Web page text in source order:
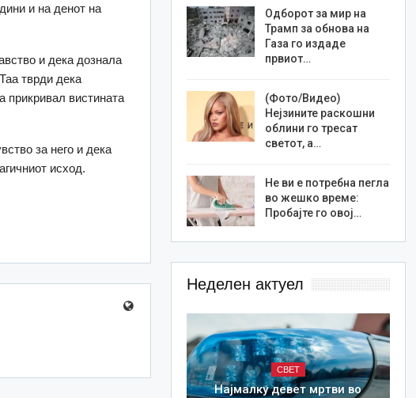
и на денот на
и дека дознала
тврди дека
прикривал вистината
за него и дека
исход.
Одборот за мир на
Трамп за обнова на
Газа го издаде
првиот…
(Фото/Видео)
Нејзините раскошни
облини го тресат
светот, а…
Не ви е потребна пегла
во жешко време:
Пробајте го овој…
Неделен актуел
СВЕТ
Најмалку девет мртви во